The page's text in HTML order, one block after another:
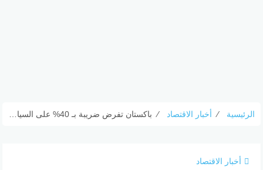
الرئيسية ⁄ أخبار الاقتصاد ⁄ باكستان تفرض ضريبة بـ 40% على السيارات المستعملة المستوردة
أخبار الاقتصاد